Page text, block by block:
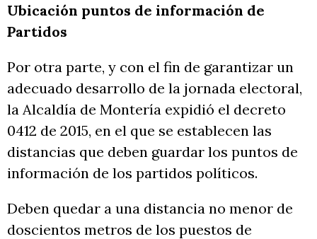
Ubicación puntos de información de
Partidos
Por otra parte, y con el fin de garantizar un
adecuado desarrollo de la jornada electoral,
la Alcaldía de Montería expidió el decreto
0412 de 2015, en el que se establecen las
distancias que deben guardar los puntos de
información de los partidos políticos.
Deben quedar a una distancia no menor de
doscientos metros de los puestos de